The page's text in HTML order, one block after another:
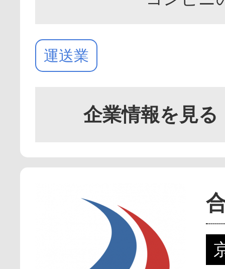
運送業
企業情報を見る